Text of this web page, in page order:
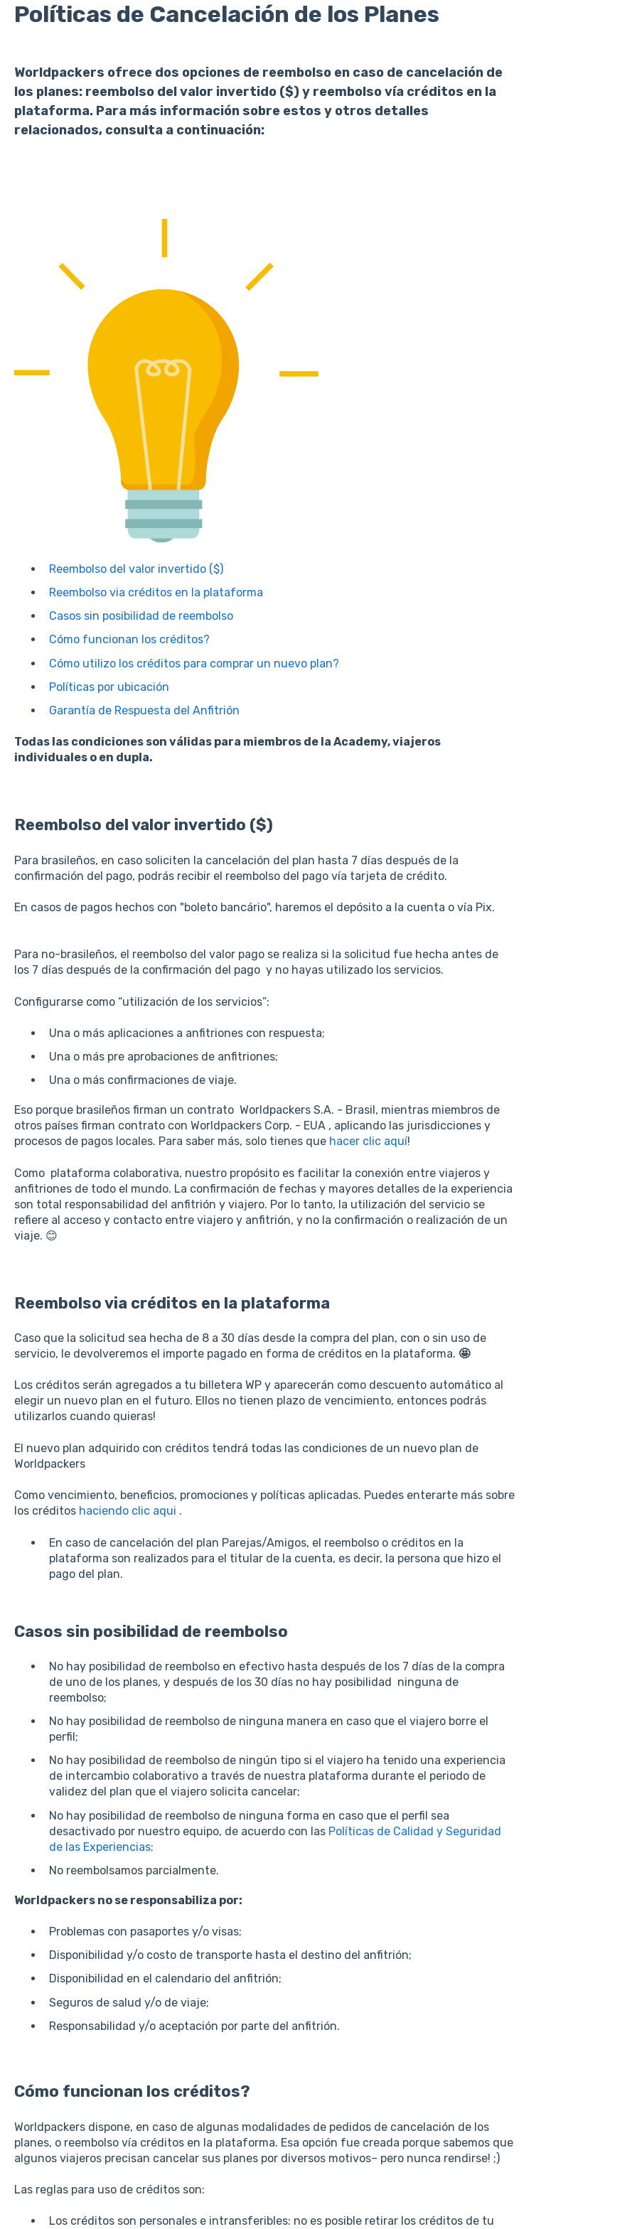
Políticas de Cancelación de los Planes
Worldpackers ofrece dos opciones de reembolso en caso de cancelación de
los planes: reembolso del valor invertido ($) y reembolso vía créditos en la
plataforma. Para más información sobre estos y otros detalles
relacionados, consulta a continuación:
Reembolso del valor invertido ($)
Reembolso via créditos en la plataforma
Casos sin posibilidad de reembolso
Cómo funcionan los créditos?
Cómo utilizo los créditos para comprar un nuevo plan?
Políticas por ubicación
Garantía de Respuesta del Anfitrión
Todas las condiciones son válidas para miembros de la Academy, viajeros
individuales o en dupla.
Reembolso del valor invertido ($)
Para brasileños, en caso soliciten la cancelación del plan hasta 7 días después de la
confirmación del pago, podrás recibir el reembolso del pago vía tarjeta de crédito.
En casos de pagos hechos con "boleto bancário", haremos el depósito a la cuenta o vía Pix.
Para no-brasileños, el reembolso del valor pago se realiza si la solicitud fue hecha antes de
los 7 días después de la confirmación del pago y no hayas utilizado los servicios.
Configurarse como “utilización de los servicios”:
Una o más aplicaciones a anfitriones con respuesta;
Una o más pre aprobaciones de anfitriones;
Una o más confirmaciones de viaje.
Eso porque brasileños firman un contrato Worldpackers S.A. - Brasil, mientras miembros de
otros países firman contrato con Worldpackers Corp. - EUA , aplicando las jurisdicciones y
procesos de pagos locales. Para saber más, solo tienes que hacer clic aquí!
Como plataforma colaborativa, nuestro propósito es facilitar la conexión entre viajeros y
anfitriones de todo el mundo. La confirmación de fechas y mayores detalles de la experiencia
son total responsabilidad del anfitrión y viajero. Por lo tanto, la utilización del servicio se
refiere al acceso y contacto entre viajero y anfitrión, y no la confirmación o realización de un
viaje. 😊
Reembolso via créditos en la plataforma
Caso que la solicitud sea hecha de 8 a 30 días desde la compra del plan, con o sin uso de
servicio, le devolveremos el importe pagado en forma de créditos en la plataforma. 🤩
Los créditos serán agregados a tu billetera WP y aparecerán como descuento automático al
elegir un nuevo plan en el futuro. Ellos no tienen plazo de vencimiento, entonces podrás
utilizarlos cuando quieras!
El nuevo plan adquirido con créditos tendrá todas las condiciones de un nuevo plan de
Worldpackers
Como vencimiento, beneficios, promociones y políticas aplicadas. Puedes enterarte más sobre
los créditos haciendo clic aqui .
En caso de cancelación del plan Parejas/Amigos, el reembolso o créditos en la
plataforma son realizados para el titular de la cuenta, es decir, la persona que hizo el
pago del plan.
Casos sin posibilidad de reembolso
No hay posibilidad de reembolso en efectivo hasta después de los 7 días de la compra
de uno de los planes, y después de los 30 días no hay posibilidad ninguna de
reembolso;
No hay posibilidad de reembolso de ninguna manera en caso que el viajero borre el
perfil;
No hay posibilidad de reembolso de ningún tipo si el viajero ha tenido una experiencia
de intercambio colaborativo a través de nuestra plataforma durante el periodo de
validez del plan que el viajero solicita cancelar;
No hay posibilidad de reembolso de ninguna forma en caso que el perfil sea
desactivado por nuestro equipo, de acuerdo con las Políticas de Calidad y Seguridad
de las Experiencias;
No reembolsamos parcialmente.
Worldpackers no se responsabiliza por:
Problemas con pasaportes y/o visas;
Disponibilidad y/o costo de transporte hasta el destino del anfitrión;
Disponibilidad en el calendario del anfitrión;
Seguros de salud y/o de viaje;
Responsabilidad y/o aceptación por parte del anfitrión.
Cómo funcionan los créditos?
Worldpackers dispone, en caso de algunas modalidades de pedidos de cancelación de los
planes, o reembolso vía créditos en la plataforma. Esa opción fue creada porque sabemos que
algunos viajeros precisan cancelar sus planes por diversos motivos– pero nunca rendirse! ;)
Las reglas para uso de créditos son:
Los créditos son personales e intransferibles: no es posible retirar los créditos de tu